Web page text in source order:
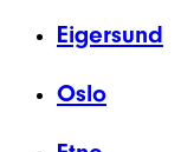
Eigersund
Oslo